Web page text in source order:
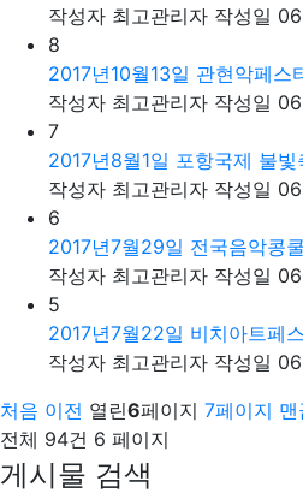
작성자 최고관리자 작성일
8
2017년10월13일 관현악페스
작성자 최고관리자 작성일
7
2017년8월1일 포항국제 불
작성자 최고관리자 작성일
6
2017년7월29일 전국음악콩쿨
작성자 최고관리자 작성일
5
2017년7월22일 비치아트페
작성자 최고관리자 작성일
처음 이전 열린6페이지 7페이지 맨
전체 94건 6 페이지
게시물 검색